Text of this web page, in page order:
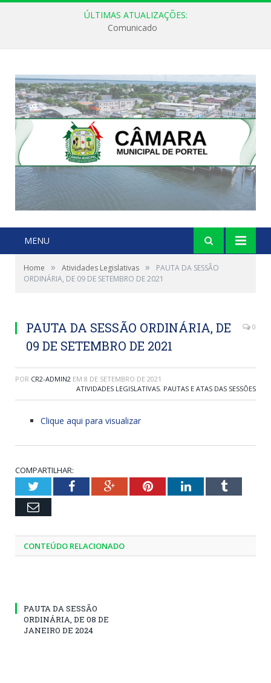
ÚLTIMAS ATUALIZAÇÕES:
Comunicado
MENU
Home » Atividades Legislativas »
PAUTA DA SESSÃO
ORDINÁRIA, DE 09 DE SETEMBRO DE 2021
PAUTA DA SESSÃO ORDINÁRIA, DE
09 DE SETEMBRO DE 2021
0
POR CR2-ADMIN2 EM 8 DE SETEMBRO DE 2021
ATIVIDADES LEGISLATIVAS, PAUTAS E ATAS DAS SESSÕES
Clique aqui para visualizar
COMPARTILHAR:
TwitterFacebookGoogle+PinterestLinkedInTumblr
Email
CONTEÚDO RELACIONADO
PAUTA DA SESSÃO
ORDINÁRIA, DE 08 DE
JANEIRO DE 2024